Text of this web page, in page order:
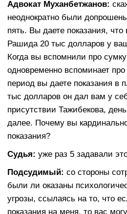
Адвокат Муханбетжанов:
неоднократно были
пять. Вы даете показания,
Рашида 20 тыс долларов у
Когда вы вспомнили про
одновременно вспоминает
период вы даете показания в
тыс долларов он дал вам у
присутствии Тажибекова,
далее. Почему вы
показания?
Судья: уже раз 5 задавали
Подсудимый: со стороны
были ли оказаны
угрозы, ссылаясь на то, что
показания на меня, то вас